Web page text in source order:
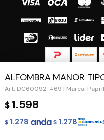
ALFOMBRA MANOR
DC60092-469 | Marca:
$1.598
$ 1.278 $ 1.278
© Copyright 2026 / Guapa - Paprika